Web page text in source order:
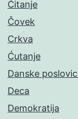
Čitanje
Čovek
Crkva
Ćutanje
Danske
Deca
Demokratija